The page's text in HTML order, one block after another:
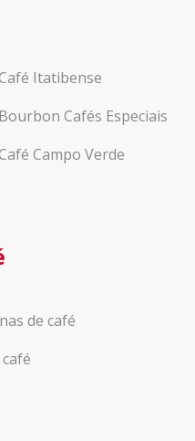
Itatibense
Bourbon Cafés Especiais
Campo Verde
de café